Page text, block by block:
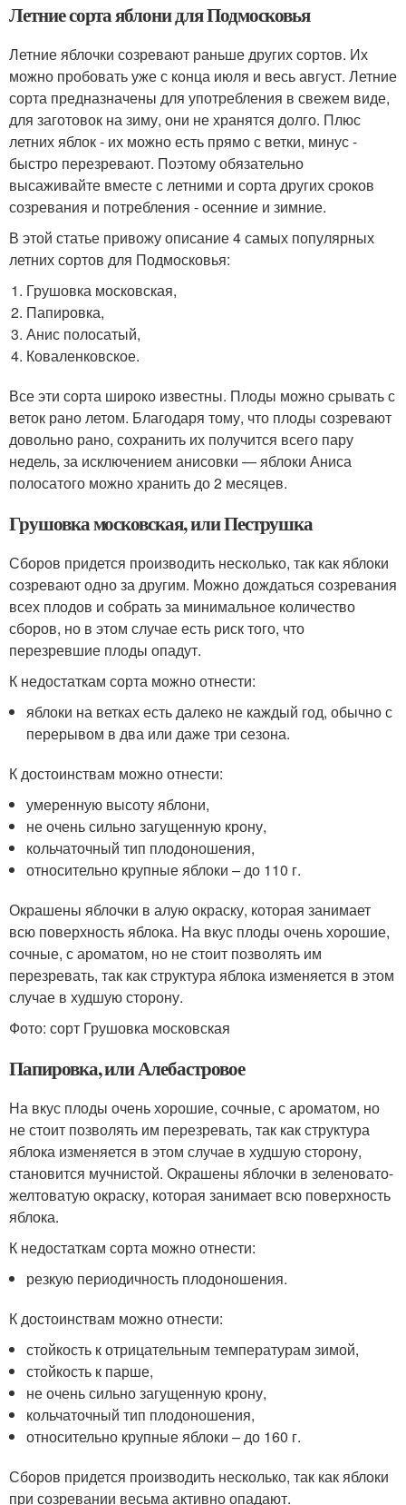
Летние сорта яблони для Подмосковья
Летние яблочки созревают раньше других сортов. Их
можно пробовать уже с конца июля и весь август. Летние
сорта предназначены для употребления в свежем виде,
для заготовок на зиму, они не хранятся долго. Плюс
летних яблок - их можно есть прямо с ветки, минус -
быстро перезревают. Поэтому обязательно
высаживайте вместе с летними и сорта других сроков
созревания и потребления - осенние и зимние.
В этой статье привожу описание 4 самых популярных
летних сортов для Подмосковья:
Грушовка московская,
Папировка,
Анис полосатый,
Коваленковское.
Все эти сорта широко известны. Плоды можно срывать с
веток рано летом. Благодаря тому, что плоды созревают
довольно рано, сохранить их получится всего пару
недель, за исключением анисовки — яблоки Аниса
полосатого можно хранить до 2 месяцев.
Грушовка московская, или Пеструшка
Сборов придется производить несколько, так как яблоки
созревают одно за другим. Можно дождаться созревания
всех плодов и собрать за минимальное количество
сборов, но в этом случае есть риск того, что
перезревшие плоды опадут.
К недостаткам сорта можно отнести:
яблоки на ветках есть далеко не каждый год, обычно с
перерывом в два или даже три сезона.
К достоинствам можно отнести:
умеренную высоту яблони,
не очень сильно загущенную крону,
кольчаточный тип плодоношения,
относительно крупные яблоки – до 110 г.
Окрашены яблочки в алую окраску, которая занимает
всю поверхность яблока. На вкус плоды очень хорошие,
сочные, с ароматом, но не стоит позволять им
перезревать, так как структура яблока изменяется в этом
случае в худшую сторону.
Фото: сорт Грушовка московская
Папировка, или Алебастровое
На вкус плоды очень хорошие, сочные, с ароматом, но
не стоит позволять им перезревать, так как структура
яблока изменяется в этом случае в худшую сторону,
становится мучнистой. Окрашены яблочки в зеленовато-
желтоватую окраску, которая занимает всю поверхность
яблока.
К недостаткам сорта можно отнести:
резкую периодичность плодоношения.
К достоинствам можно отнести:
стойкость к отрицательным температурам зимой,
стойкость к парше,
не очень сильно загущенную крону,
кольчаточный тип плодоношения,
относительно крупные яблоки – до 160 г.
Сборов придется производить несколько, так как яблоки
при созревании весьма активно опадают.